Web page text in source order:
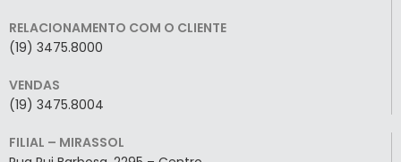
RELACIONAMENTO COM O CLIENTE
(19) 3475.8000
VENDAS
(19) 3475.8004
FILIAL – MIRASSOL